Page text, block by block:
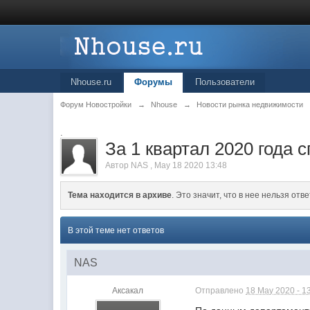
Nhouse.ru Форумы Пользователи
Форум Новостройки → Nhouse → Новости рынка недвижимости
.
За 1 квартал 2020 года
Автор NAS , May 18 2020 13:48
Тема находится в архиве. Это значит, что в нее нельзя
В этой теме нет ответов
NAS
Аксакал Отправлено 18 May 2020 -